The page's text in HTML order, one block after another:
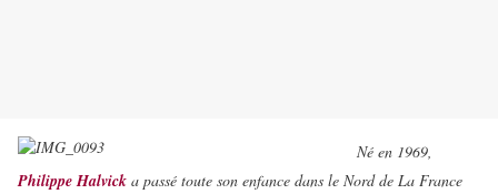
Né en 1969,
Philippe Halvick a passé toute son enfance dans le Nord de La France